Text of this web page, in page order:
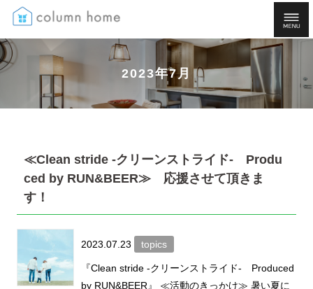
2023年7月
≪Clean stride -クリーンストライド- Produ
ced by RUN&BEER≫ 応援させて頂きま
す！
2023.07.23 topics
『Clean stride -クリーンストライド- Produced
by RUN&BEER』 ≪活動のきっかけ≫ 暑い夏に